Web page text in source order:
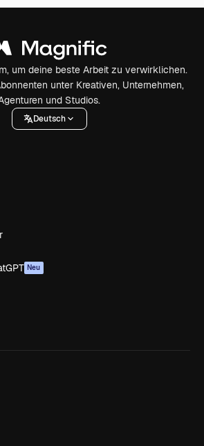
um deine beste Arbeit zu verwirklichen.
unter Kreativen, Unternehmen,
und Studios.
Deutsch
Neu